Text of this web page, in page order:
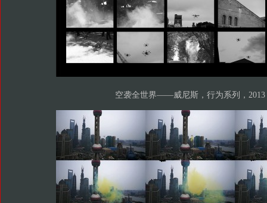
空袭全世界——威尼斯，行为系列，2013